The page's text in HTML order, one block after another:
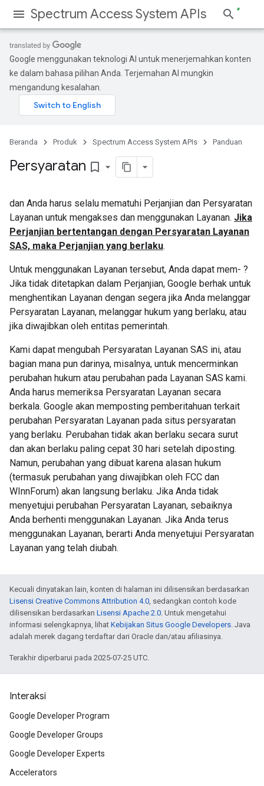
Spectrum Access System APIs
Google menggunakan teknologi AI untuk menerjemahkan konten
ke dalam bahasa pilihan Anda. Terjemahan AI mungkin
mengandung kesalahan.
Beranda Produk Spectrum Access System APIs Panduan
Persyaratan bookmark_border
dan Anda harus selalu mematuhi Perjanjian dan Persyaratan
Layanan untuk mengakses dan menggunakan Layanan. Jika
Perjanjian bertentangan dengan Persyaratan Layanan
SAS, maka Perjanjian yang berlaku.
Untuk menggunakan Layanan tersebut, Anda dapat mem- ?
Jika tidak ditetapkan dalam Perjanjian, Google berhak untuk
menghentikan Layanan dengan segera jika Anda melanggar
Persyaratan Layanan, melanggar hukum yang berlaku, atau
jika diwajibkan oleh entitas pemerintah.
Kami dapat mengubah Persyaratan Layanan SAS ini, atau
bagian mana pun darinya, misalnya, untuk mencerminkan
perubahan hukum atau perubahan pada Layanan SAS kami.
Anda harus memeriksa Persyaratan Layanan secara
berkala. Google akan memposting pemberitahuan terkait
perubahan Persyaratan Layanan pada situs persyaratan
yang berlaku. Perubahan tidak akan berlaku secara surut
dan akan berlaku paling cepat 30 hari setelah diposting.
Namun, perubahan yang dibuat karena alasan hukum
(termasuk perubahan yang diwajibkan oleh FCC dan
WInnForum) akan langsung berlaku. Jika Anda tidak
menyetujui perubahan Persyaratan Layanan, sebaiknya
Anda berhenti menggunakan Layanan. Jika Anda terus
menggunakan Layanan, berarti Anda menyetujui Persyaratan
Layanan yang telah diubah.
Kecuali dinyatakan lain, konten di halaman ini dilisensikan berdasarkan
Lisensi Creative Commons Attribution 4.0, sedangkan contoh kode
dilisensikan berdasarkan Lisensi Apache 2.0. Untuk mengetahui
informasi selengkapnya, lihat Kebijakan Situs Google Developers. Java
adalah merek dagang terdaftar dari Oracle dan/atau afiliasinya.
Terakhir diperbarui pada 2025-07-25 UTC.
Interaksi
Google Developer Program
Google Developer Groups
Google Developer Experts
Accelerators